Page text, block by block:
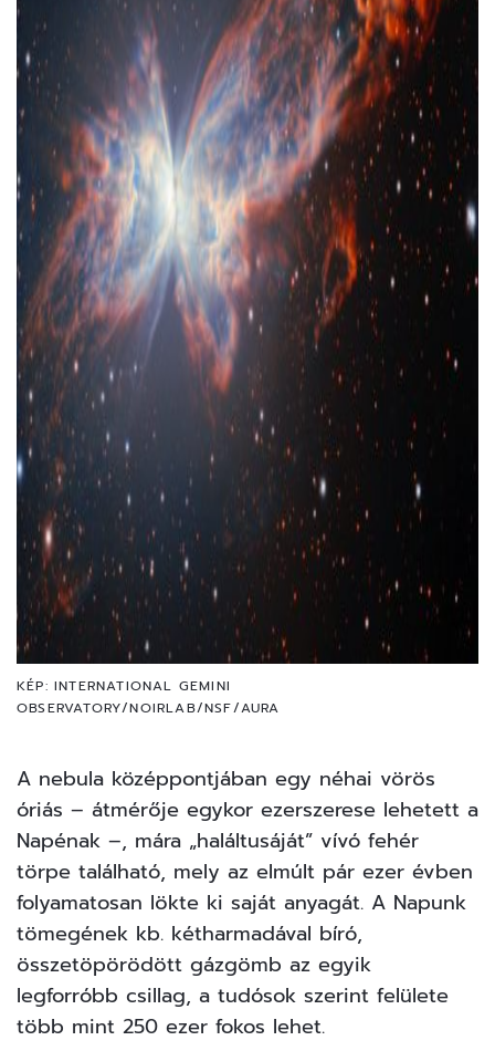
KÉP: INTERNATIONAL GEMINI
OBSERVATORY/NOIRLAB/NSF/AURA
A nebula középpontjában egy néhai vörös
óriás – átmérője egykor ezerszerese lehetett a
Napénak –, mára „haláltusáját” vívó fehér
törpe található, mely az elmúlt pár ezer évben
folyamatosan lökte ki saját anyagát. A Napunk
tömegének kb. kétharmadával bíró,
összetöpörödött gázgömb az egyik
legforróbb csillag, a tudósok szerint felülete
több mint 250 ezer fokos lehet.